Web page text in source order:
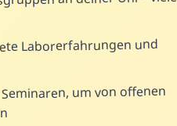
Laborerfahrungen und
um von offenen